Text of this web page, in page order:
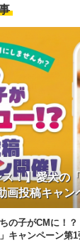
！】愛犬の
画投稿キャン
の子がCMに！
キャンペーン第1